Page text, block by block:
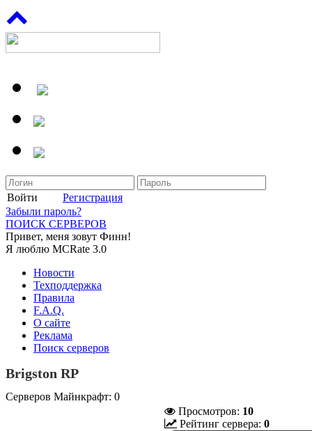
Войти
Регистрация
Забыли пароль?
ПОИСК СЕРВЕРОВ
Привет, меня зовут Финн!
Я люблю MCRate 3.0
Новости
Техподдержка
Правила
F.A.Q.
О сайте
Реклама
Поиск серверов
Brigston RP
Серверов Майнкрафт: 0
Просмотров: 10
Рейтинг сервера: 0